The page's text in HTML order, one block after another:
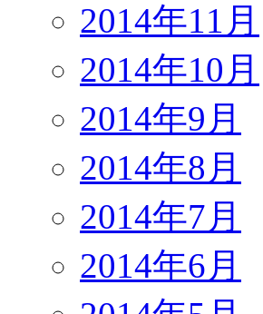
2014年11月
2014年10月
2014年9月
2014年8月
2014年7月
2014年6月